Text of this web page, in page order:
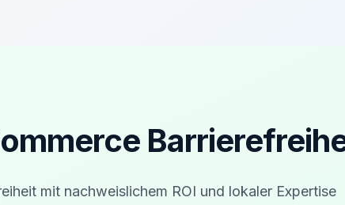
mit nachweislichem ROI und lokaler Expertise